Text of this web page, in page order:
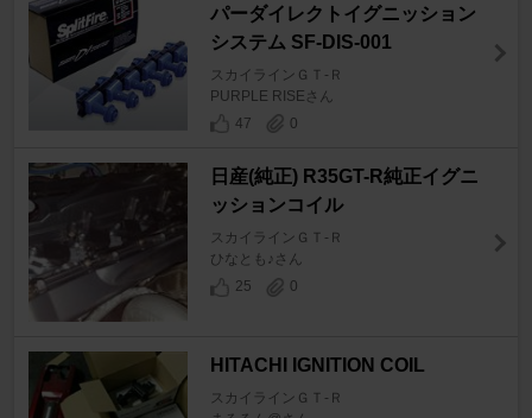
パーダイレクトイグニッション
システム SF-DIS-001
スカイラインＧＴ‐Ｒ
PURPLE RISEさん
47
0
日産(純正) R35GT-R純正イグニ
ッションコイル
スカイラインＧＴ‐Ｒ
ひなとも♪さん
25
0
HITACHI IGNITION COIL
スカイラインＧＴ‐Ｒ